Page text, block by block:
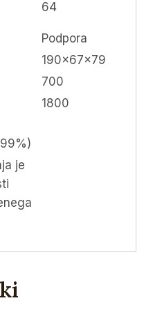
64
Podpora
190x67x79
700
1800
je